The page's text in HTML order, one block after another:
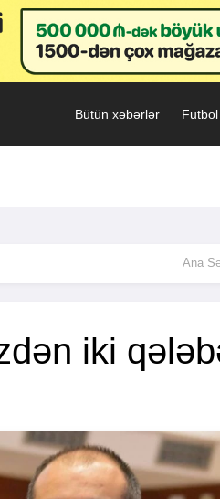
Bütün xəbərlər
Ana
iki